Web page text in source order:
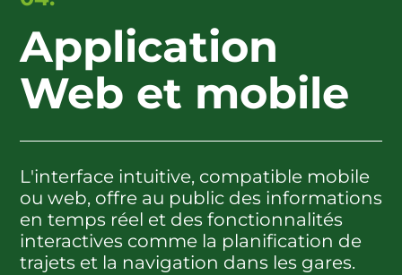
Application
Web et mobile
L'interface intuitive, compatible mobile
ou web, offre au public des informations
en temps réel et des fonctionnalités
interactives comme la planification de
trajets et la navigation dans les gares.